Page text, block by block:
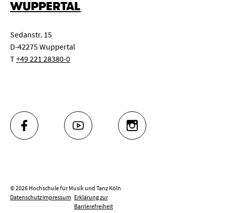
WUPPERTAL
Sedanstr. 15
D-42275 Wuppertal
T+49 221 28380-0
FACEBOOK YOUTUBE INSTAGRAM
© 2026 Hochschule für Musik und Tanz Köln
DatenschutzImpressum Erklärung zur
Barrierefreiheit